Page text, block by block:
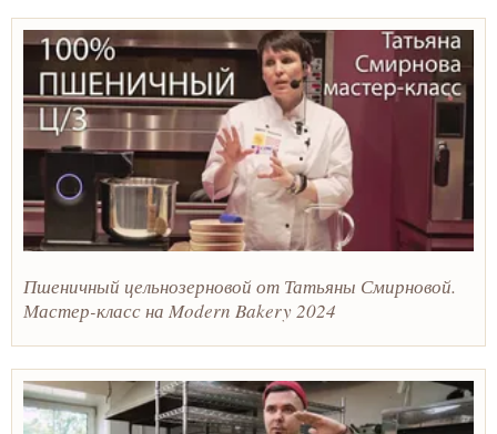
Пшеничный цельнозерновой от Татьяны Смирновой.
Мастер-класс на Modern Bakery 2024